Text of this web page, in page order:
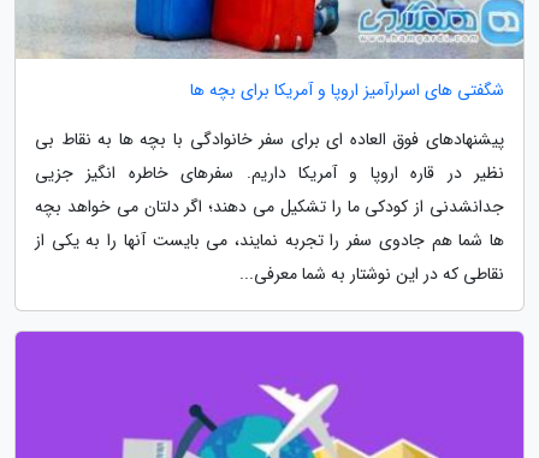
شگفتی های اسرارآمیز اروپا و آمریکا برای بچه ها
پیشنهادهای فوق العاده ای برای سفر خانوادگی با بچه ها به نقاط بی
نظیر در قاره اروپا و آمریکا داریم. سفرهای خاطره انگیز جزیی
جدانشدنی از کودکی ما را تشکیل می دهند؛ اگر دلتان می خواهد بچه
ها شما هم جادوی سفر را تجربه نمایند، می بایست آنها را به یکی از
نقاطی که در این نوشتار به شما معرفی...